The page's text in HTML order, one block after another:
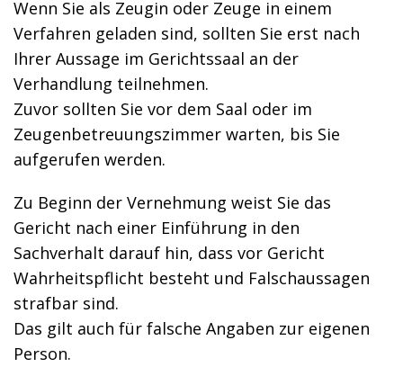
Wenn Sie als Zeugin oder Zeuge in einem
Verfahren geladen sind, sollten Sie erst nach
Ihrer Aussage im Gerichtssaal an der
Verhandlung teilnehmen.
Zuvor sollten Sie vor dem Saal oder im
Zeugenbetreuungszimmer warten, bis Sie
aufgerufen werden.
Zu Beginn der Vernehmung weist Sie das
Gericht nach einer Einführung in den
Sachverhalt darauf hin, dass vor Gericht
Wahrheitspflicht besteht und Falschaussagen
strafbar sind.
Das gilt auch für falsche Angaben zur eigenen
Person.